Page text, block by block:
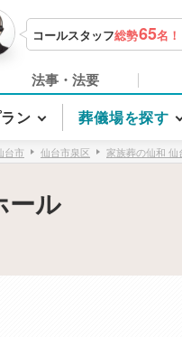
コールスタッフ総勢65名！
法事・法要
ン 葬儀場を探す
台市 仙台市泉区 家族葬の仙和
ール